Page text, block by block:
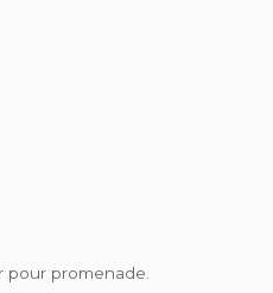
pour promenade.